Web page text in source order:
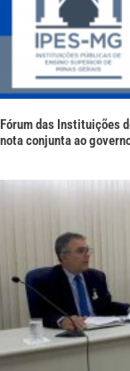
Fórum das Instituições
nota conjunta ao